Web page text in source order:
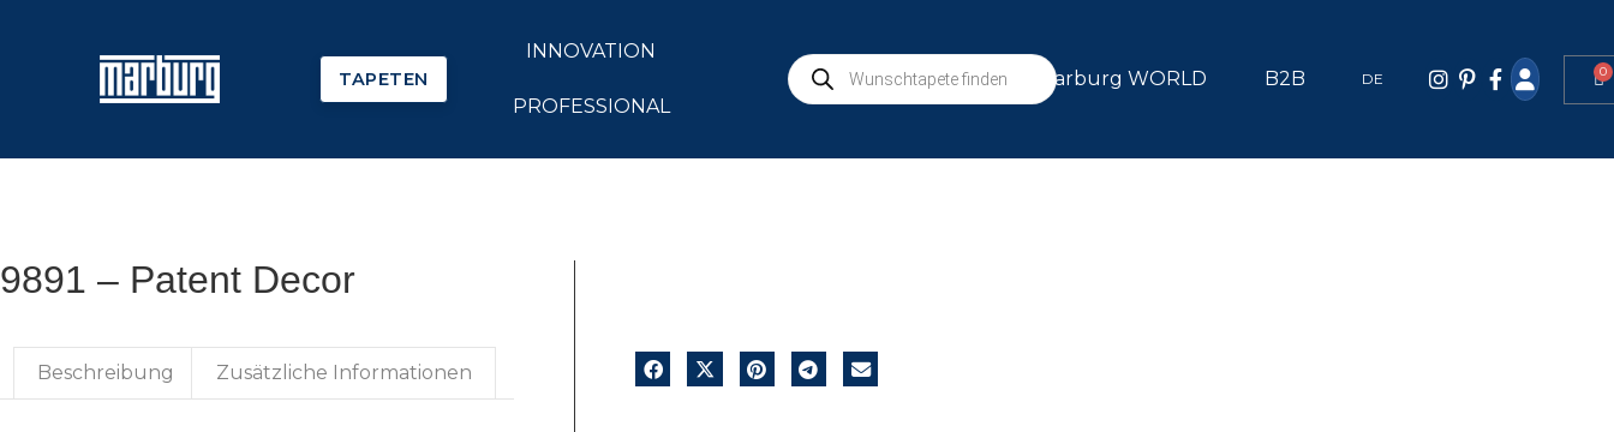
TAPETEN
INNOVATION
PROFESSIONAL
marburg WORLD B2B DE 0
9891 – Patent Decor
Beschreibung Zusätzliche Informationen